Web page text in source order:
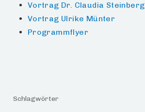
Vortrag Dr. Claudia Steinberg
Vortrag Ulrike Münter
Programmflyer
Schlagwörter